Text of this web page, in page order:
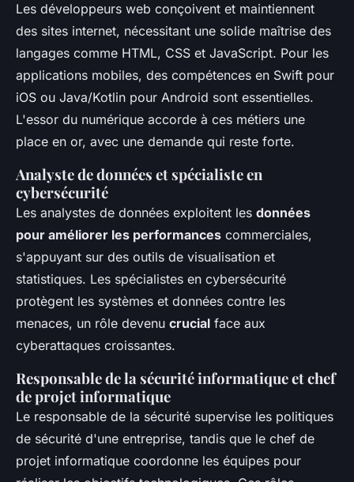
Les développeurs web conçoivent et maintiennent
des sites internet, nécessitant une solide maîtrise des
langages comme HTML, CSS et JavaScript. Pour les
applications mobiles, des compétences en Swift pour
iOS ou Java/Kotlin pour Android sont essentielles.
L'essor du numérique accorde à ces métiers une
place en or, avec une demande qui reste forte.
Analyste de données et spécialiste en
cybersécurité
Les analystes de données exploitent les données
pour améliorer les performances commerciales,
s'appuyant sur des outils de visualisation et
statistiques. Les spécialistes en cybersécurité
protègent les systèmes et données contre les
menaces, un rôle devenu crucial face aux
cyberattaques croissantes.
Responsable de la sécurité informatique et chef
de projet informatique
Le responsable de la sécurité supervise les politiques
de sécurité d'une entreprise, tandis que le chef de
projet informatique coordonne les équipes pour